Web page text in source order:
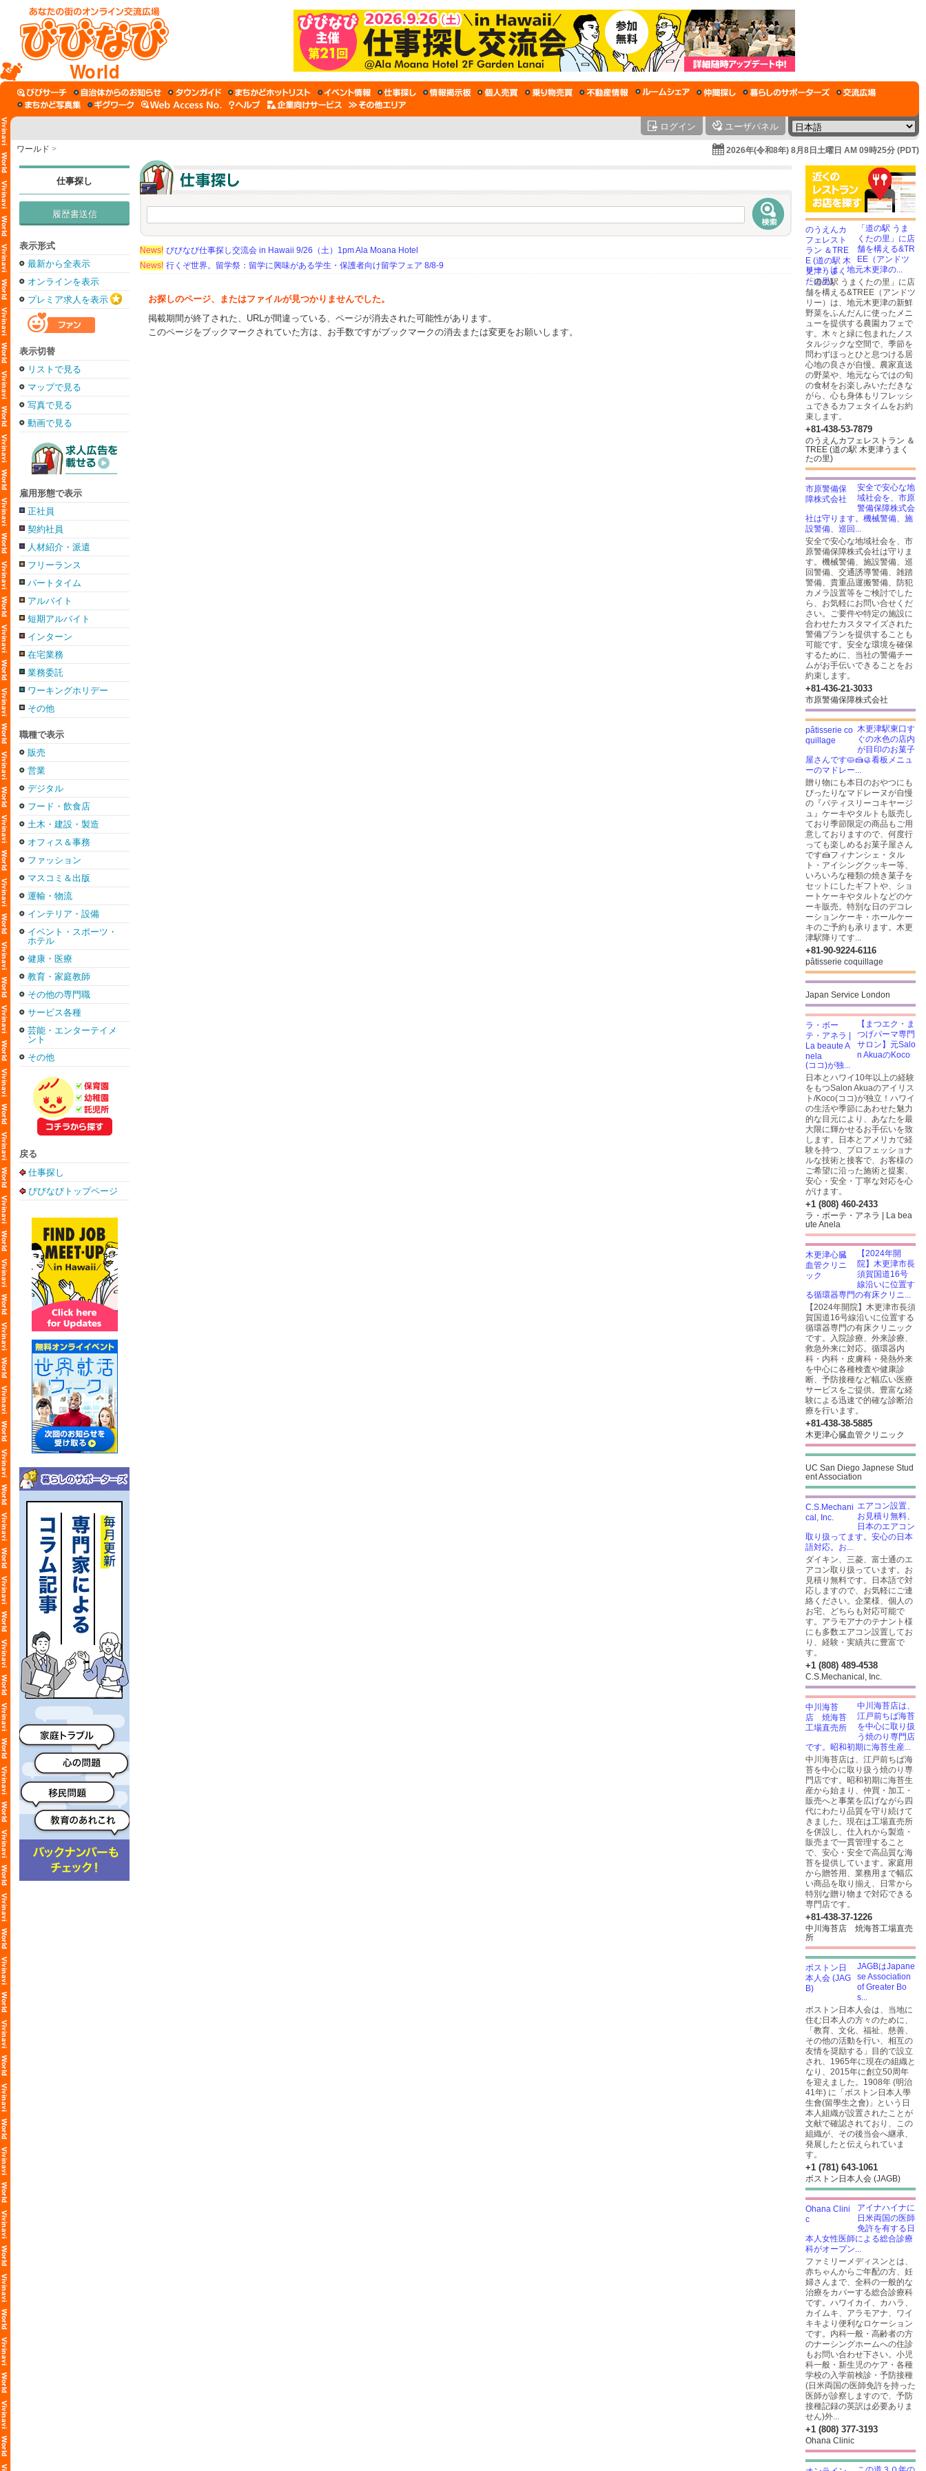
World
ログイン ユーザパネル
ワールド > 2026年(令和8年) 8月8日土曜日 AM 09時25分 (PDT)
仕事探し
履歴書送信
表示形式
最新から全表示
オンラインを表示
プレミア求人を表示
表示切替
リストで見る
マップで見る
写真で見る
動画で見る
雇用形態で表示
正社員
契約社員
人材紹介・派遣
フリーランス
パートタイム
アルバイト
短期アルバイト
インターン
在宅業務
業務委託
ワーキングホリデー
その他
職種で表示
販売
営業
デジタル
フード・飲食店
土木・建設・製造
オフィス＆事務
ファッション
マスコミ＆出版
運輸・物流
インテリア・設備
イベント・スポーツ・
ホテル
健康・医療
教育・家庭教師
その他の専門職
サービス各種
芸能・エンターテイメ
ント
その他
戻る
仕事探し
びびなびトップページ
News! びびなび仕事探し交流会 in Hawaii 9/26（土）1pm Ala Moana Hotel
News! 行くぞ世界。留学祭：留学に興味がある学生・保護者向け留学フェア 8/8-9
お探しのページ、またはファイルが見つかりませんでした。
掲載期間が終了された、URLが間違っている、ページが消去された可能性があります。
このページをブックマークされていた方は、お手数ですがブックマークの消去または変更をお願いします。
「道の駅 うま
くたの里」に店
舗を構える&TR
EE（アンドツ
リー）は、地元木更津の...
「道の駅 うまくたの里」に店
舗を構える&TREE（アンドツ
リー）は、地元木更津の新鮮
野菜をふんだんに使ったメニ
ューを提供する農園カフェで
す。木々と緑に包まれたノス
タルジックな空間で、季節を
問わずほっとひと息つける居
心地の良さが自慢。農家直送
の野菜や、地元ならではの旬
の食材をお楽しみいただきな
がら、心も身体もリフレッシ
ュできるカフェタイムをお約
束します。
+81-438-53-7879
のうえんカフェレストラン ＆
TREE (道の駅 木更津うまく
たの里)
安全で安心な地
域社会を、市原
警備保障株式会
社は守ります。機械警備、施
設警備、巡回...
安全で安心な地域社会を、市
原警備保障株式会社は守りま
す。機械警備、施設警備、巡
回警備、交通誘導警備、雑踏
警備、貴重品運搬警備、防犯
カメラ設置等をご検討でした
ら、お気軽にお問い合せくだ
さい。ご要件や特定の施設に
合わせたカスタマイズされた
警備プランを提供することも
可能です。安全な環境を確保
するために、当社の警備チー
ムがお手伝いできることをお
約束します。
+81-436-21-3033
市原警備保障株式会社
木更津駅東口す
ぐの水色の店内
が目印のお菓子
屋さんです🥧🍰🥮看板メニュ
ーのマドレー...
贈り物にも本日のおやつにも
ぴったりなマドレーヌが自慢
の『パティスリーコキヤージ
ュ』ケーキやタルトも販売し
ており季節限定の商品もご用
意しておりますので、何度行
っても楽しめるお菓子屋さん
です🍰フィナンシェ・タル
ト・アイシングクッキー等、
いろいろな種類の焼き菓子を
セットにしたギフトや、ショ
ートケーキやタルトなどのケ
ーキ販売。特別な日のデコレ
ーションケーキ・ホールケー
キのご予約も承ります。木更
津駅降りてす...
+81-90-9224-6116
pâtisserie coquillage
Japan Service London
【まつエク・ま
つげパーマ専門
サロン】元Salo
n AkuaのKoco
(ココ)が独...
日本とハワイ10年以上の経験
をもつSalon Akuaのアイリス
ト/Koco(ココ)が独立！ハワイ
の生活や季節にあわせた魅力
的な目元により、あなたを最
大限に輝かせるお手伝いを致
します。日本とアメリカで経
験を持つ、プロフェッショナ
ルな技術と接客で、お客様の
ご希望に沿った施術と提案、
安心・安全・丁寧な対応を心
がけます。
+1 (808) 460-2433
ラ・ボーテ・アネラ | La bea
ute Anela
【2024年開
院】木更津市長
須賀国道16号
線沿いに位置す
る循環器専門の有床クリニ...
【2024年開院】木更津市長須
賀国道16号線沿いに位置する
循環器専門の有床クリニック
です。入院診療、外来診療、
救急外来に対応。循環器内
科・内科・皮膚科・発熱外来
を中心に各種検査や健康診
断、予防接種など幅広い医療
サービスをご提供。豊富な経
験による迅速で的確な診断治
療を行います。
+81-438-38-5885
木更津心臓血管クリニック
UC San Diego Japnese Stud
ent Association
エアコン設置、
お見積り無料、
日本のエアコン
取り扱ってます。安心の日本
語対応。お...
ダイキン、三菱、富士通のエ
アコン取り扱っています。お
見積り無料です。日本語で対
応しますので、お気軽にご連
絡ください。企業様、個人の
お宅、どちらも対応可能で
す。アラモアナのテナント様
にも多数エアコン設置してお
り、経験・実績共に豊富で
す。
+1 (808) 489-4538
C.S.Mechanical, Inc.
中川海苔店は、
江戸前ちば海苔
を中心に取り扱
う焼のり専門店
です。昭和初期に海苔生産...
中川海苔店は、江戸前ちば海
苔を中心に取り扱う焼のり専
門店です。昭和初期に海苔生
産から始まり、仲買・加工・
販売へと事業を広げながら四
代にわたり品質を守り続けて
きました。現在は工場直売所
を併設し、仕入れから製造・
販売まで一貫管理すること
で、安心・安全で高品質な海
苔を提供しています。家庭用
から贈答用、業務用まで幅広
い商品を取り揃え、日常から
特別な贈り物まで対応できる
専門店です。
+81-438-37-1226
中川海苔店 焼海苔工場直売
所
JAGBはJapane
se Association
of Greater Bo
s...
ボストン日本人会は、当地に
住む日本人の方々のために、
「教育、文化、福祉、慈善、
その他の活動を行い、相互の
友情を奨励する」目的で設立
され、1965年に現在の組織と
なり、2015年に創立50周年
を迎えました。1908年 (明治
41年) に「ボストン日本人學
生會(留學生之會)」という日
本人組織が設置されたことが
文献で確認されており、この
組織が、その後当会へ継承、
発展したと伝えられていま
す。
+1 (781) 643-1061
ボストン日本人会 (JAGB)
アイナハイナに
日米両国の医師
免許を有する日
本人女性医師による総合診療
科がオープン...
ファミリーメディスンとは、
赤ちゃんからご年配の方、妊
婦さんまで、全科の一般的な
治療をカバーする総合診療科
です。ハワイカイ、カハラ、
カイムキ、アラモアナ、ワイ
キキより便利なロケーション
です。内科一般・高齢者の方
のナーシングホームへの住診
もお問い合わせ下さい。小児
科一般・新生児のケア・各種
学校の入学前検診・予防接種
(日米両国の医師免許を持った
医師が診察しますので、予防
接種記録の英訳は必要ありま
せん)外...
+1 (808) 377-3193
Ohana Clinic